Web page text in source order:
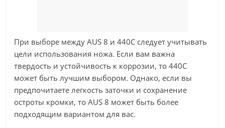
При выборе между AUS 8 и 440C следует учитывать
цели использования ножа. Если вам важна
твердость и устойчивость к коррозии, то 440C
может быть лучшим выбором. Однако, если вы
предпочитаете легкость заточки и сохранение
остроты кромки, то AUS 8 может быть более
подходящим вариантом для вас.